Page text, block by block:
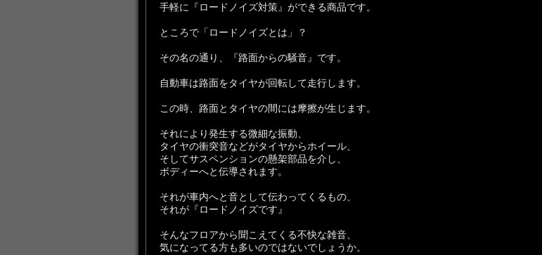
手軽に『ロードノイズ対策』ができる商品です。
ところで「ロードノイズとは」？
その名の通り、『路面からの騒音』です。
自動車は路面をタイヤが回転して走行します。
この時、路面とタイヤの間には摩擦が生じます。
それにより発生する微細な振動、
タイヤの衝突音などがタイヤからホイール、
そしてサスペンションの懸架部品を介し、
ボディーへと伝導されます。
それが車内へと音として伝わってくるもの、
それが『ロードノイズです』
そんなフロアから聞こえてくる不快な雑音、
気になってる方も多いのではないでしょうか。